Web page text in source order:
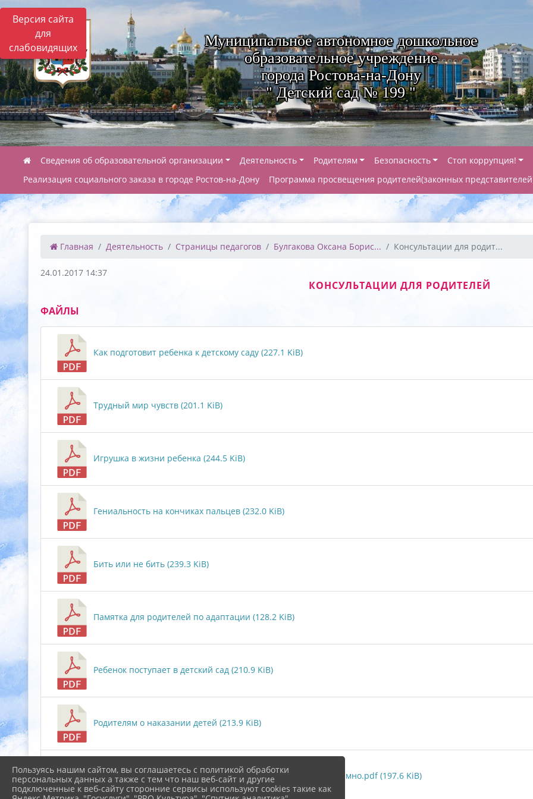
Версия сайта
для
слабовидящих
Муниципальное автономное дошкольное
образовательное учреждение
города Ростова-на-Дону
" Детский сад № 199 "
Сведения об образовательной организации Деятельность Родителям Безопасность Стоп коррупция!
Реализация социального заказа в городе Ростов-на-Дону
Программа просвещения родителей(законных
Главная Деятельность Страницы педагогов Булгакова Оксана Борис... Консультации для родит...
24.01.2017 14:37
КОНСУЛЬТАЦИИ ДЛЯ РОДИТЕЛЕЙ
ФАЙЛЫ
Как подготовит ребенка к детскому саду (227.1 KiB)
Трудный мир чувств (201.1 KiB)
Игрушка в жизни ребенка (244.5 KiB)
Гениальность на кончиках пальцев (232.0 KiB)
Бить или не бить (239.3 KiB)
Памятка для родителей по адаптации (128.2 KiB)
Ребенок поступает в детский сад (210.9 KiB)
Родителям о наказании детей (213.9 KiB)
Психологическая помощь 24 часа в сутки бесплатно и анонимно.pdf (197.6 KiB)
Пользуясь нашим сайтом, вы соглашаетесь с политикой обработки
персональных данных а также с тем что наш веб-сайт и другие
подключенные к веб-сайту сторонние сервисы используют cookies такие как